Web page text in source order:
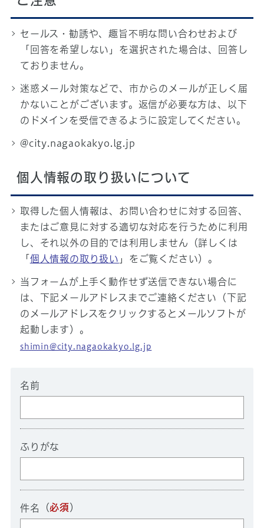
セールス・勧誘や、趣旨不明な問い合わせおよび
「回答を希望しない」を選択された場合は、回答し
ておりません。
迷惑メール対策などで、市からのメールが正しく届
かないことがございます。返信が必要な方は、以下
のドメインを受信できるように設定してください。
@city.nagaokakyo.lg.jp
個人情報の取り扱いについて
取得した個人情報は、お問い合わせに対する回答、
またはご意見に対する適切な対応を行うために利用
し、それ以外の目的では利用しません（詳しくは
「 個人情報の取り扱い 」をご覧ください）。
当フォームが上手く動作せず送信できない場合に
は、下記メールアドレスまでご連絡ください（下記
のメールアドレスをクリックするとメールソフトが
起動します）。
shimin@city.nagaokakyo.lg.jp
名前
ふりがな
件名 （必須 ）